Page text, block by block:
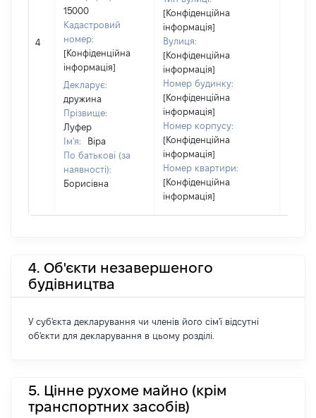
4
15000
Кадастровий
номер:
[Конфіденційна
інформація]
Декларує:
дружина
Прізвище:
Луфер
Ім'я:
Віра
По батькові (за
наявності):
Борисівна
[Конфіденційна
інформація]
Вулиця:
[Конфіденційна
інформація]
Номер будинку:
[Конфіденційна
інформація]
Номер корпусу:
[Конфіденційна
інформація]
Номер квартири:
[Конфіденційна
інформація]
4. Об'єкти незавершеного
будівництва
У суб'єкта декларування чи членів його сім'ї відсутні
об'єкти для декларування в цьому розділі.
5. Цінне рухоме майно (крім
транспортних засобів)